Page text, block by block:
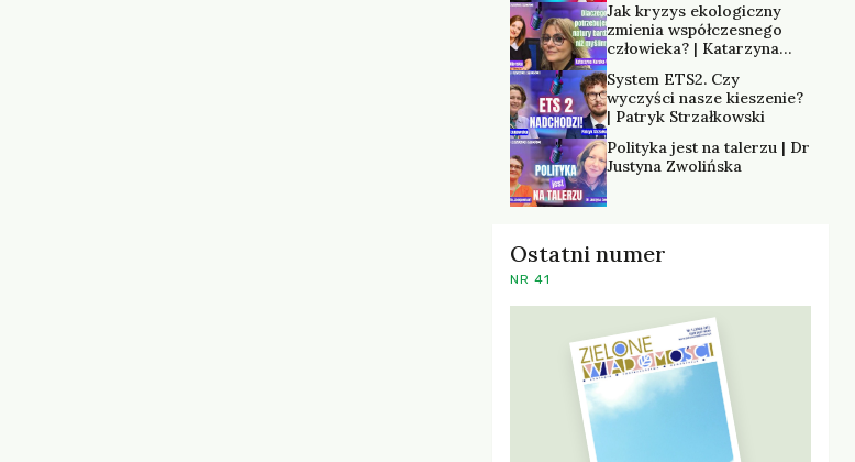
Jak kryzys ekologiczny
zmienia współczesnego
człowieka? | Katarzyna
System ETS2. Czy
wyczyści nasze kieszenie?
| Patryk Strzałkowski
Polityka jest na talerzu | Dr
Justyna Zwolińska
Ostatni numer
NR 41